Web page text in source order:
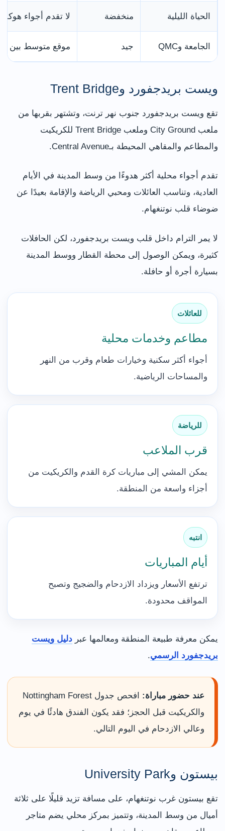
الحياة الليلية منخفضة لا تقدم أجواء
الجامعة وQMC جيد موقع متوسط بين
ويست بريدجفورد وTrent Bridge
تقع ويست بريدجفورد جنوب نهر ترنت، وتشتهر بقربها من
ملعب City Ground وملعب Trent Bridge للكريكيت
والمطاعم والمقاهي المحيطة بـCentral Avenue.
تقدم أجواء محلية أكثر هدوءًا من وسط المدينة في الأيام
العادية، وتناسب العائلات ومحبي الرياضة والإقامة بعيدًا عن
ضوضاء قلب نوتنغهام.
لا يمر الترام داخل قلب ويست بريدجفورد، لكن الحافلات
كثيرة، ويمكن الوصول إلى محطة القطار ووسط المدينة
بسيارة أجرة أو حافلة.
للعائلات
مطاعم وخدمات محلية
أجواء أكثر سكنية وخيارات طعام وقرب من النهر
والمساحات الرياضية.
للرياضة
قرب الملاعب
يمكن المشي إلى مباريات كرة القدم والكريكيت من
أجزاء واسعة من المنطقة.
انتبه
أيام المباريات
ترتفع الأسعار ويزداد الازدحام والضجيج وتصبح
المواقف محدودة.
يمكن معرفة طبيعة المنطقة ومعالمها عبر دليل ويست
بريدجفورد الرسمي.
عند حضور مباراة:
افحص جدول Nottingham Forest
والكريكيت قبل الحجز؛ فقد يكون الفندق هادئًا في يوم
وعالي الازدحام في اليوم التالي.
بيستون وUniversity Park
تقع بيستون غرب نوتنغهام، على مسافة تزيد قليلًا على ثلاثة
أميال من وسط المدينة، وتتميز بمركز محلي يضم متاجر